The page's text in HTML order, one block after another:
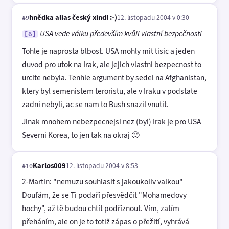
#9hnědka alias český xindl :-)12. listopadu 2004 v 0:30
[6]
USA vede válku především kvůli vlastní bezpečnosti
Tohle je naprosta blbost. USA mohly mit tisic a jeden
duvod pro utok na Irak, ale jejich vlastni bezpecnost to
urcite nebyla. Tenhle argument by sedel na Afghanistan,
ktery byl semenistem teroristu, ale v Iraku v podstate
zadni nebyli, ac se nam to Bush snazil vnutit.
Jinak mnohem nebezpecnejsi nez (byl) Irak je pro USA
Severni Korea, to jen tak na okraj 🙂
#10Karlos00912. listopadu 2004 v 8:53
2-Martin: "nemuzu souhlasit s jakoukoliv valkou"
Doufám, že se Ti podaří přesvědčit "Mohamedovy
hochy", až tě budou chtít podříznout. Vím, zatím
přeháním, ale on je to totiž zápas o přežití, vyhrává